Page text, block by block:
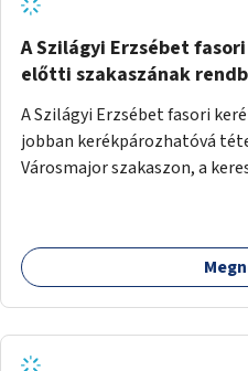
A Szilágyi Erzsébet
előtti szakaszának
A Szilágyi Erzsébet fasori
jobban kerékpározhatóvá
Városmajor szakaszon, a
forgalomtól való jobb
útvonal kijelölésével.